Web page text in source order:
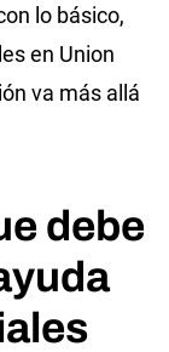
lo básico,
en Union
va más allá
debe